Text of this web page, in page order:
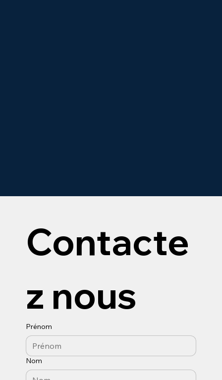
Contacte
z nous
Prénom
Nom